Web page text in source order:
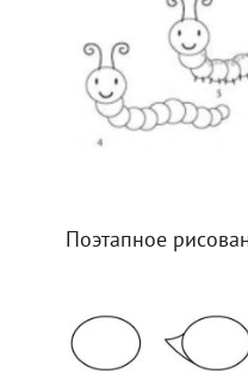
Поэтапное